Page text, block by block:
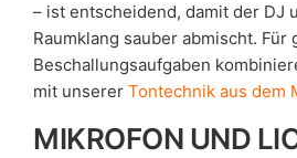
– ist entscheidend, damit der DJ
Raumklang sauber abmischt. Für
Beschallungsaufgaben
mit unserer Tontechnik aus dem
MIKROFON UND